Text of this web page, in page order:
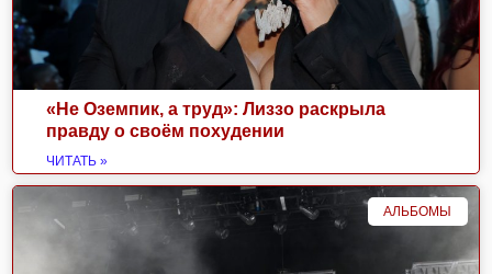
«Не Оземпик, а труд»: Лиззо раскрыла
правду о своём похудении
ЧИТАТЬ »
АЛЬБОМЫ